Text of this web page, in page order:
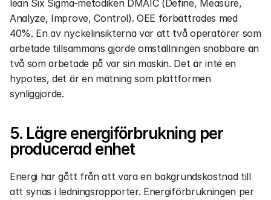
lean Six Sigma-metodiken DMAIC (Define, Measure,
Analyze, Improve, Control). OEE förbättrades med
40%. En av nyckelinsikterna var att två operatörer som
arbetade tillsammans gjorde omställningen snabbare än
två som arbetade på var sin maskin. Det är inte en
hypotes, det är en mätning som plattformen
synliggjorde.
5. Lägre energiförbrukning per
producerad enhet
Energi har gått från att vara en bakgrundskostnad till
att synas i ledningsrapporter. Energiförbrukningen per